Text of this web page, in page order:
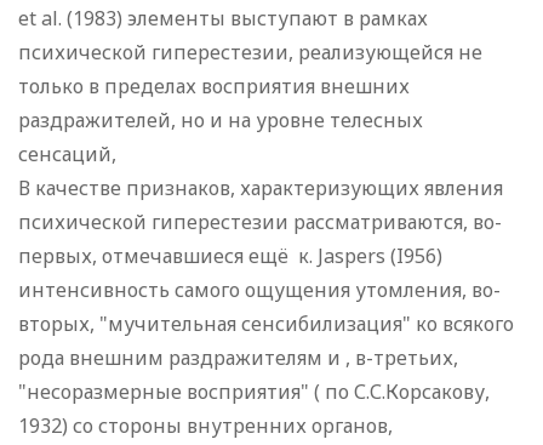
et al. (1983) элементы выступают в рамках
психической гиперестезии, реализующейся не
только в пределах восприятия внешних
раздражителей, но и на уровне телесных
сенсаций,
В качестве признаков, характеризующих явления
психической гиперестезии рассматриваются, во-
первых, отмечавшиеся ещё к. Jaspers (I956)
интенсивность самого ощущения утомления, во-
вторых, "мучительная сенсибилизация" ко всякого
рода внешним раздражителям и , в-третьих,
"несоразмерные восприятия" ( по С.С.Корсакову,
1932) со стороны внутренних органов,